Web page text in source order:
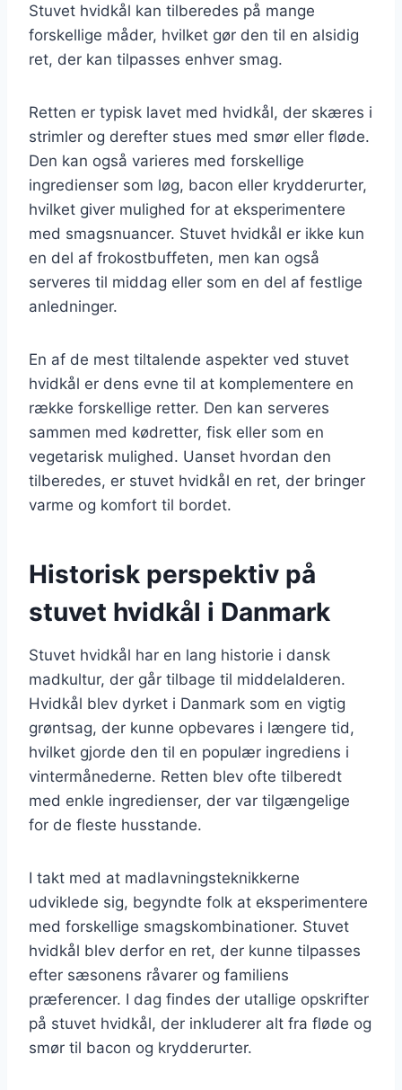
Stuvet hvidkål kan tilberedes på mange
forskellige måder, hvilket gør den til en alsidig
ret, der kan tilpasses enhver smag.
Retten er typisk lavet med hvidkål, der skæres i
strimler og derefter stues med smør eller fløde.
Den kan også varieres med forskellige
ingredienser som løg, bacon eller krydderurter,
hvilket giver mulighed for at eksperimentere
med smagsnuancer. Stuvet hvidkål er ikke kun
en del af frokostbuffeten, men kan også
serveres til middag eller som en del af festlige
anledninger.
En af de mest tiltalende aspekter ved stuvet
hvidkål er dens evne til at komplementere en
række forskellige retter. Den kan serveres
sammen med kødretter, fisk eller som en
vegetarisk mulighed. Uanset hvordan den
tilberedes, er stuvet hvidkål en ret, der bringer
varme og komfort til bordet.
Historisk perspektiv på
stuvet hvidkål i Danmark
Stuvet hvidkål har en lang historie i dansk
madkultur, der går tilbage til middelalderen.
Hvidkål blev dyrket i Danmark som en vigtig
grøntsag, der kunne opbevares i længere tid,
hvilket gjorde den til en populær ingrediens i
vintermånederne. Retten blev ofte tilberedt
med enkle ingredienser, der var tilgængelige
for de fleste husstande.
I takt med at madlavningsteknikkerne
udviklede sig, begyndte folk at eksperimentere
med forskellige smagskombinationer. Stuvet
hvidkål blev derfor en ret, der kunne tilpasses
efter sæsonens råvarer og familiens
præferencer. I dag findes der utallige opskrifter
på stuvet hvidkål, der inkluderer alt fra fløde og
smør til bacon og krydderurter.